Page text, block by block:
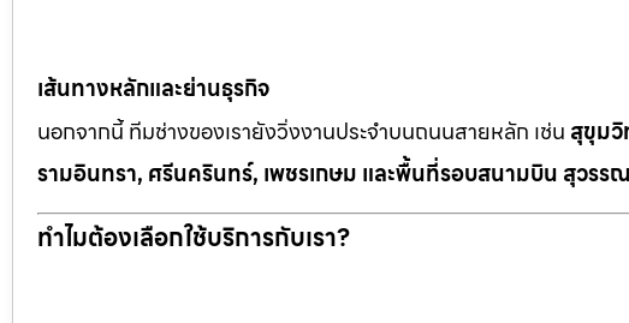
เส้นทางหลักและย่านธุรกิจ
นอกจากนี้ ทีมช่างของเรายังวิ่งงานประจำบนถนนสายหลัก เช่น สุขุมวิ
รามอินทรา, ศรีนครินทร์, เพชรเกษม และพื้นที่รอบสนามบิน สุวรร
ทำไมต้องเลือกใช้บริการกับเรา?